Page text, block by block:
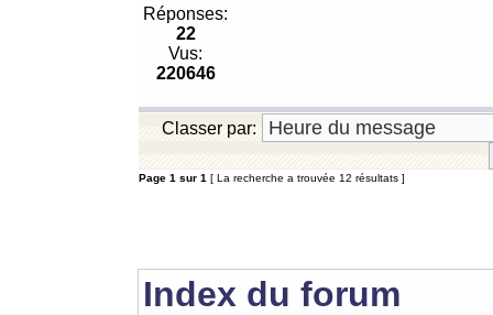
Réponses:
22
Vus:
220646
Classer par:
Page 1 sur 1 [ La recherche a trouvée 12 résultats ]
Index du forum